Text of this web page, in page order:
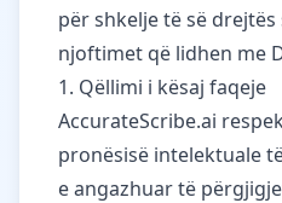
për shkelje të së
njoftimet që lidhen me
1. Qëllimi i kësaj faqeje
AccurateScribe.ai
pronësisë intelektuale
e angazhuar të